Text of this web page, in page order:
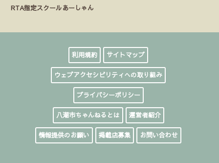
RTA指定スクールあーしゃん
利用規約 サイトマップ
ウェブアクセシビリティへの取り組み
プライバシーポリシー
八潮市ちゃんねるとは 運営者紹介
情報提供のお願い 掲載店募集 お問い合わせ